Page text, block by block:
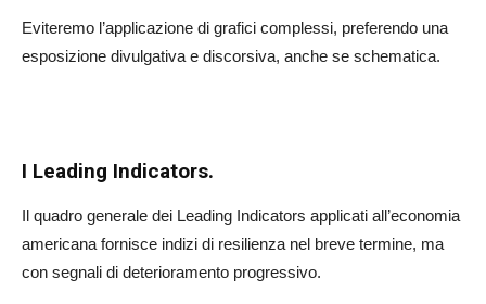
Eviteremo l’applicazione di grafici complessi, preferendo una
esposizione divulgativa e discorsiva, anche se schematica.
I Leading Indicators.
Il quadro generale dei Leading Indicators applicati all’economia
americana fornisce indizi di resilienza nel breve termine, ma
con segnali di deterioramento progressivo.